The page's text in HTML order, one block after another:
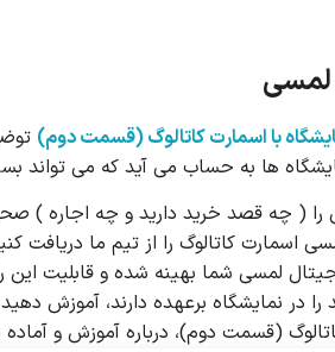
لمسی
با اسمارت کاتالوگ (قسمت دوم)
ها به حساب می آید که می تواند
( چه قصد خرید دارید و چه اجاره )
کاتالوگ را از تیم ما دریافت
لمسی شما بهینه شده و قابلیت این
را در نمایشگاه برعهده دارند، آموزش
(قسمت دوم)، درباره آموزش و